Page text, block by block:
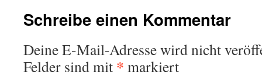
Schreibe einen Kommentar
Deine E-Mail-Adresse wird nicht
Felder sind mit * markiert